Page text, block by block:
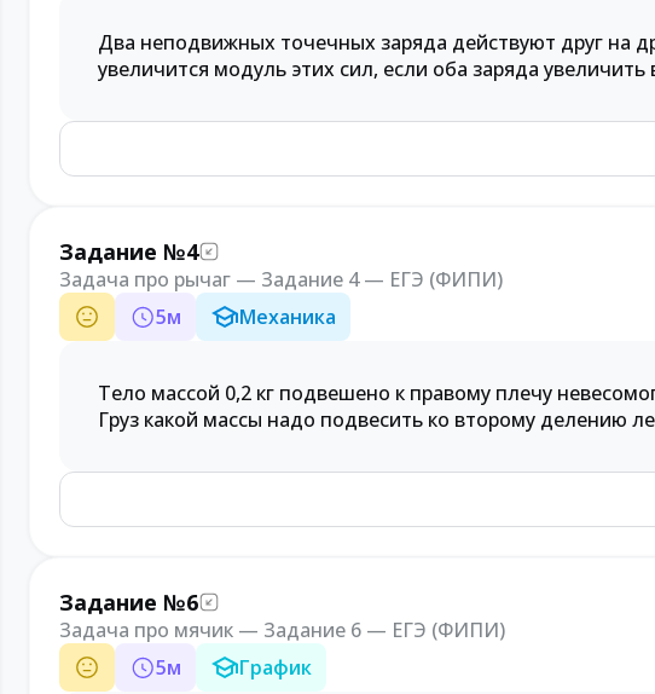
Два неподвижных точечных заряда действуют друг на
увеличится модуль этих сил, если оба заряда
Задание №4
Задача про рычаг — Задание 4 — ЕГЭ (ФИПИ)
5м Механика
Тело массой 0,2 кг подвешено к правому плечу
Груз какой массы надо подвесить ко второму делению
Задание №6
Задача про мячик — Задание 6 — ЕГЭ (ФИПИ)
5м График